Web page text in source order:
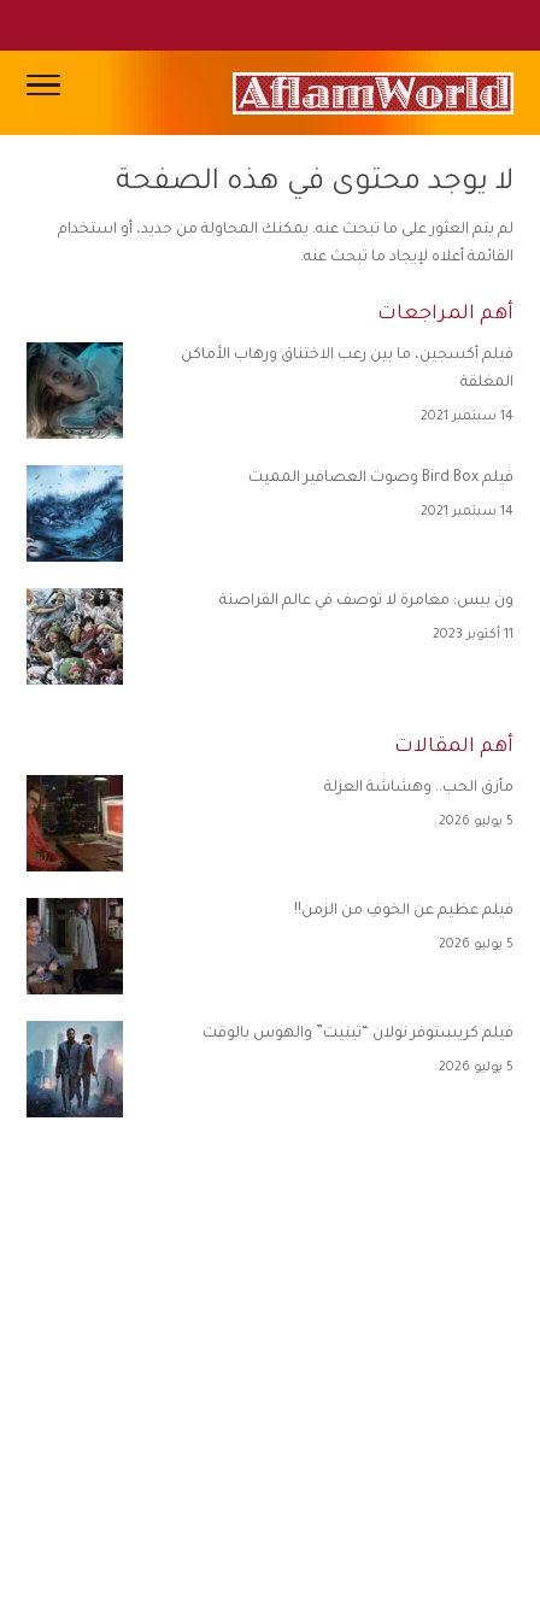
لا يوجد محتوى في هذه الصفحة
لم يتم العثور على ما تبحث عنه. يمكنك المحاولة من جديد، أو استخدام
القائمة أعلاه لإيجاد ما تبحث عنه.
أهم المراجعات
فيلم أكسجين، ما بين رعب الاختناق ورهاب الأماكن
المغلقة
14 سبتمبر 2021
فيلم Bird Box وصوت العصافير المميت
14 سبتمبر 2021
ون بيس: مغامرة لا توصف في عالم القراصنة
11 أكتوبر 2023
أهم المقالات
مأزق الحب.. وهشاشة العزلة
5 يوليو 2026
فيلم عظيم عن الخوفِ من الزمن!!
5 يوليو 2026
فيلم كريستوفر نولان “تينيت” والهوس بالوقت
5 يوليو 2026